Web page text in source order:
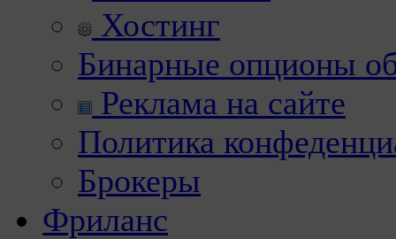
Хостинг
Бинарные опционы
Реклама на сайте
Политика
Брокеры
Фриланс